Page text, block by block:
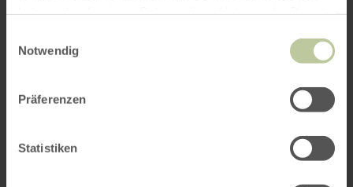
Notwendig
Präferenzen
Statistiken